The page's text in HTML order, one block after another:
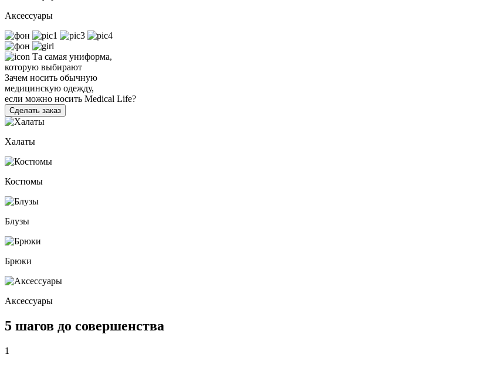
Аксессуары
Та самая униформа,
которую выбирают
Зачем носить обычную
медицинскую одежду,
если можно носить Medical Life?
Сделать заказ
Халаты
Костюмы
Блузы
Брюки
Аксессуары
5 шагов до совершенства
1